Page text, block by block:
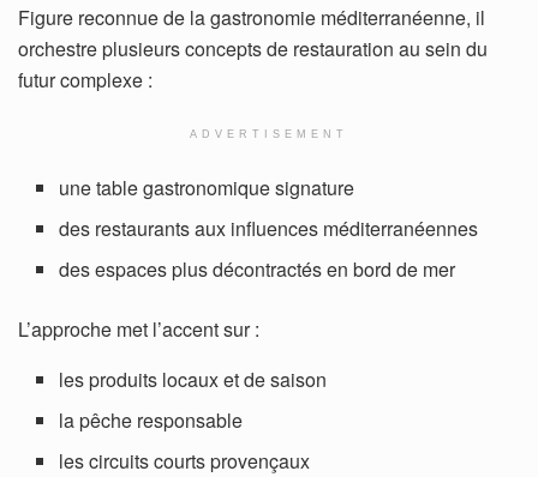
Figure reconnue de la gastronomie méditerranéenne, il
orchestre plusieurs concepts de restauration au sein du
futur complexe :
ADVERTISEMENT
une table gastronomique signature
des restaurants aux influences méditerranéennes
des espaces plus décontractés en bord de mer
L’approche met l’accent sur :
les produits locaux et de saison
la pêche responsable
les circuits courts provençaux